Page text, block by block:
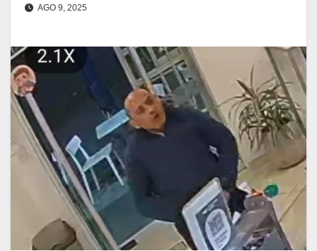
AGO 9, 2025